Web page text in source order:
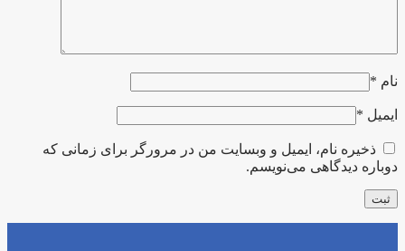
نام *
ایمیل *
ذخیره نام، ایمیل و وبسایت من در مرورگر برای زمانی که
دوباره دیدگاهی می‌نویسم.